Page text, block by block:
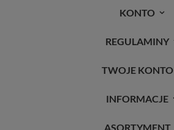
KONTO
REGULAMINY
TWOJE KONTO
INFORMACJE
ASORTYMENT